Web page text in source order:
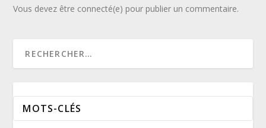
Vous devez être connecté(e) pour publier un commentaire.